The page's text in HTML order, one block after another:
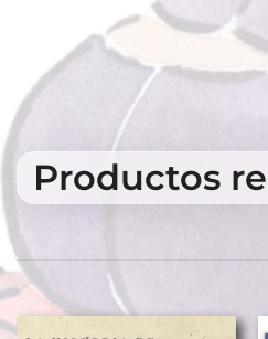
Productos